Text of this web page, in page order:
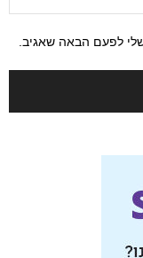
לפעם הבאה שאגיב.